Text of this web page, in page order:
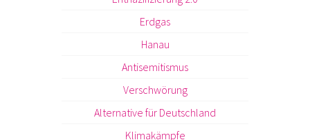
Erdgas
Hanau
Antisemitismus
Verschwörung
Alternative für Deutschland
Klimakämpfe